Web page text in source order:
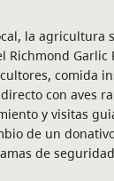
la agricultura
Richmond Garlic
comida
con aves
y visitas
de un
de